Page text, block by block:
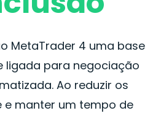
MetaTrader 4 uma base
ligada para negociação
Ao reduzir os
e manter um tempo de